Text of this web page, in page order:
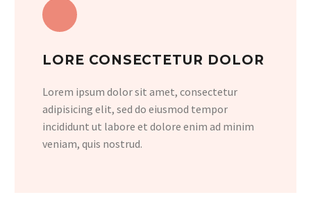
LORE CONSECTETUR DOLOR
Lorem ipsum dolor sit amet, consectetur
adipisicing elit, sed do eiusmod tempor
incididunt ut labore et dolore enim ad minim
veniam, quis nostrud.